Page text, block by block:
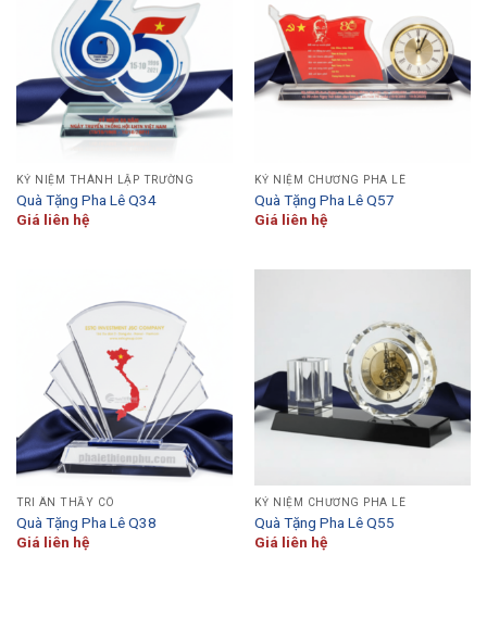
KỶ NIỆM THÀNH LẬP TRƯỜNG
Quà Tặng Pha Lê Q34
Giá liên hệ
KỶ NIỆM CHƯƠNG PHA LÊ
Quà Tặng Pha Lê Q57
Giá liên hệ
TRI ÂN THẦY CÔ
Quà Tặng Pha Lê Q38
Giá liên hệ
KỶ NIỆM CHƯƠNG PHA LÊ
Quà Tặng Pha Lê Q55
Giá liên hệ